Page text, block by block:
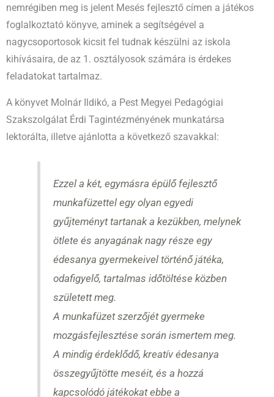
nemrégiben meg is jelent Mesés fejlesztő címen a játékos
foglalkoztató könyve, aminek a segítségével a
nagycsoportosok kicsit fel tudnak készülni az iskola
kihívásaira, de az 1. osztályosok számára is érdekes
feladatokat tartalmaz.
A könyvet Molnár Ildikó, a Pest Megyei Pedagógiai
Szakszolgálat Érdi Tagintézményének munkatársa
lektorálta, illetve ajánlotta a következő szavakkal:
Ezzel a két, egymásra épülő fejlesztő
munkafüzettel egy olyan egyedi
gyűjteményt tartanak a kezükben, melynek
ötlete és anyagának nagy része egy
édesanya gyermekeivel történő játéka,
odafigyelő, tartalmas időtöltése közben
született meg.
A munkafüzet szerzőjét gyermeke
mozgásfejlesztése során ismertem meg.
A mindig érdeklődő, kreatív édesanya
összegyűjtötte meséit, és a hozzá
kapcsolódó játékokat ebbe a